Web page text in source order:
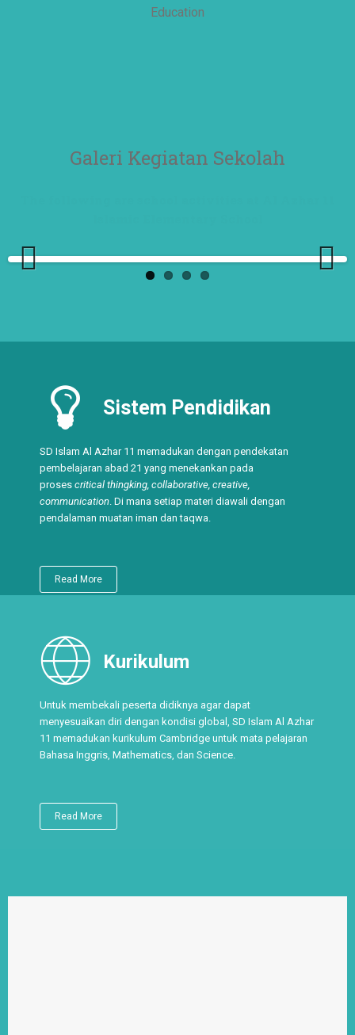
Education
Galeri Kegiatan Sekolah
Sistem Pendidikan
SD Islam Al Azhar 11 memadukan dengan pendekatan
pembelajaran abad 21 yang menekankan pada
proses critical thingking, collaborative, creative,
communication . Di mana setiap materi diawali dengan
pendalaman muatan iman dan taqwa.
Read More
Kurikulum
Untuk membekali peserta didiknya agar dapat
menyesuaikan diri dengan kondisi global, SD Islam Al Azhar
11 memadukan kurikulum Cambridge untuk mata pelajaran
Bahasa Inggris, Mathematics, dan Science.
Read More